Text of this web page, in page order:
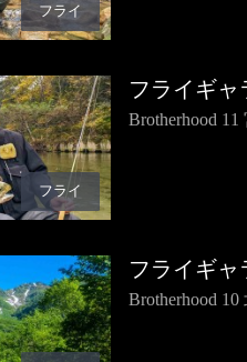
フライ
フライ
フライギャ
Brotherhood
フライギャ
Brotherhood